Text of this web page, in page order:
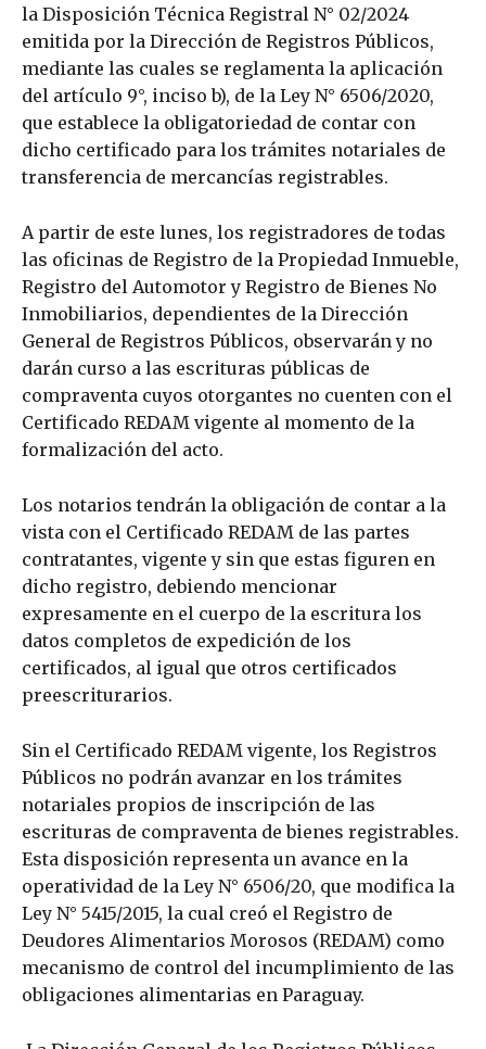
la Disposición Técnica Registral N° 02/2024
emitida por la Dirección de Registros Públicos,
mediante las cuales se reglamenta la aplicación
del artículo 9°, inciso b), de la Ley N° 6506/2020,
que establece la obligatoriedad de contar con
dicho certificado para los trámites notariales de
transferencia de mercancías registrables.
A partir de este lunes, los registradores de todas
las oficinas de Registro de la Propiedad Inmueble,
Registro del Automotor y Registro de Bienes No
Inmobiliarios, dependientes de la Dirección
General de Registros Públicos, observarán y no
darán curso a las escrituras públicas de
compraventa cuyos otorgantes no cuenten con el
Certificado REDAM vigente al momento de la
formalización del acto.
Los notarios tendrán la obligación de contar a la
vista con el Certificado REDAM de las partes
contratantes, vigente y sin que estas figuren en
dicho registro, debiendo mencionar
expresamente en el cuerpo de la escritura los
datos completos de expedición de los
certificados, al igual que otros certificados
preescriturarios.
Sin el Certificado REDAM vigente, los Registros
Públicos no podrán avanzar en los trámites
notariales propios de inscripción de las
escrituras de compraventa de bienes registrables.
Esta disposición representa un avance en la
operatividad de la Ley N° 6506/20, que modifica la
Ley N° 5415/2015, la cual creó el Registro de
Deudores Alimentarios Morosos (REDAM) como
mecanismo de control del incumplimiento de las
obligaciones alimentarias en Paraguay.